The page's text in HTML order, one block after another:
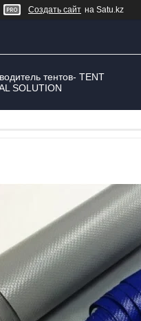
Создать сайт на Satu.kz
тентов- TENT
SOLUTION